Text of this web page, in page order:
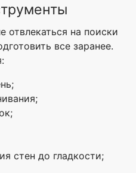
отвлекаться на поиски
все заранее.
стен до гладкости;